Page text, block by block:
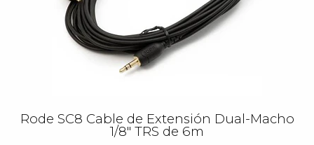
Rode SC8 Cable de Extensión Dual-Macho
1/8″ TRS de 6m